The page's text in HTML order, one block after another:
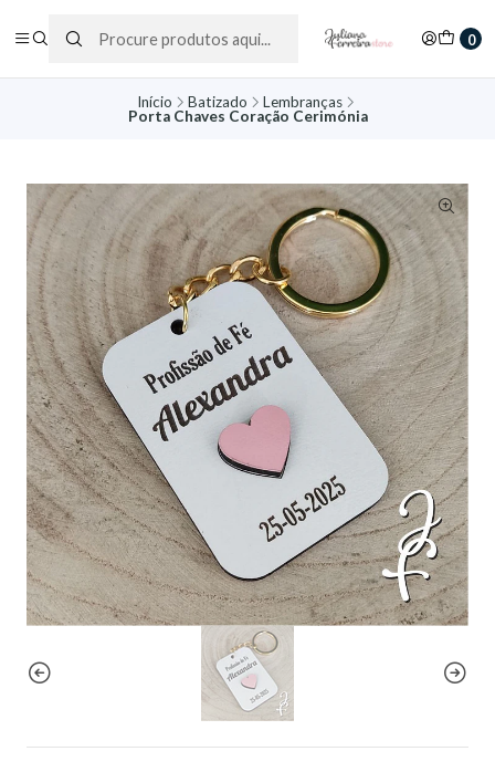
0
Início Batizado
Lembranças
Porta Chaves Coração Cerimónia